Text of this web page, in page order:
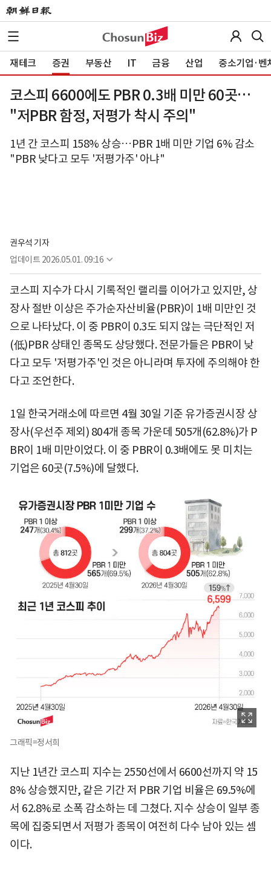
재테크 증권 부동산 IT 금융 산업 중소기업·벤
코스피 6600에도 PBR 0.3배 미만 60곳…
"저PBR 함정, 저평가 착시 주의"
1년 간 코스피 158% 상승…PBR 1배 미만 기업 6% 감소
"PBR 낮다고 모두 '저평가주' 아냐"
권우석 기자
업데이트 2026.05.01. 09:16
코스피 지수가 다시 기록적인 랠리를 이어가고 있지만, 상
장사 절반 이상은 주가순자산비율(PBR)이 1배 미만인 것
으로 나타났다. 이 중 PBR이 0.3도 되지 않는 극단적인 저
(低)PBR 상태인 종목도 상당했다. 전문가들은 PBR이 낮
다고 모두 '저평가주'인 것은 아니라며 투자에 주의해야 한
다고 조언한다.
1일 한국거래소에 따르면 4월 30일 기준 유가증권시장 상
장사(우선주 제외) 804개 종목 가운데 505개(62.8%)가 P
BR이 1배 미만이었다. 이 중 PBR이 0.3배에도 못 미치는
기업은 60곳(7.5%)에 달했다.
그래픽=정서희
지난 1년간 코스피 지수는 2550선에서 6600선까지 약 15
8% 상승했지만, 같은 기간 저 PBR 기업 비율은 69.5%에
서 62.8%로 소폭 감소하는 데 그쳤다. 지수 상승이 일부 종
목에 집중되면서 저평가 종목이 여전히 다수 남아 있는 셈
이다.